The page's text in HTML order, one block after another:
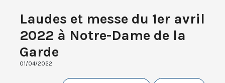
Laudes et messe du 1er avril
2022 à Notre-Dame de la
Garde
01/04/2022